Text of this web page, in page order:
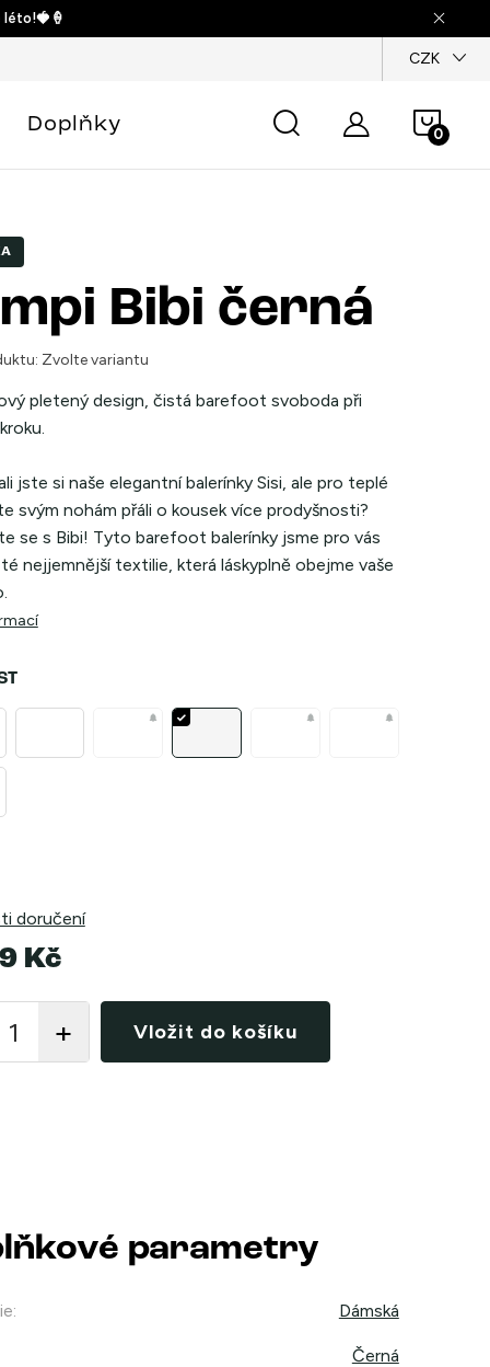
léto!🍓🍦
CZK
košík
Doplňky
Bibi černá
Zvolte variantu
pletený design, čistá barefoot svoboda při
jste si naše elegantní balerínky Sisi, ale pro teplé
svým nohám přáli o kousek více prodyšnosti?
se s Bibi! Tyto barefoot balerínky jsme pro vás
nejjemnější textilie, která láskyplně obejme vaše
doručení
Kč
Vložit do košíku
parametry
: Dámská
Černá